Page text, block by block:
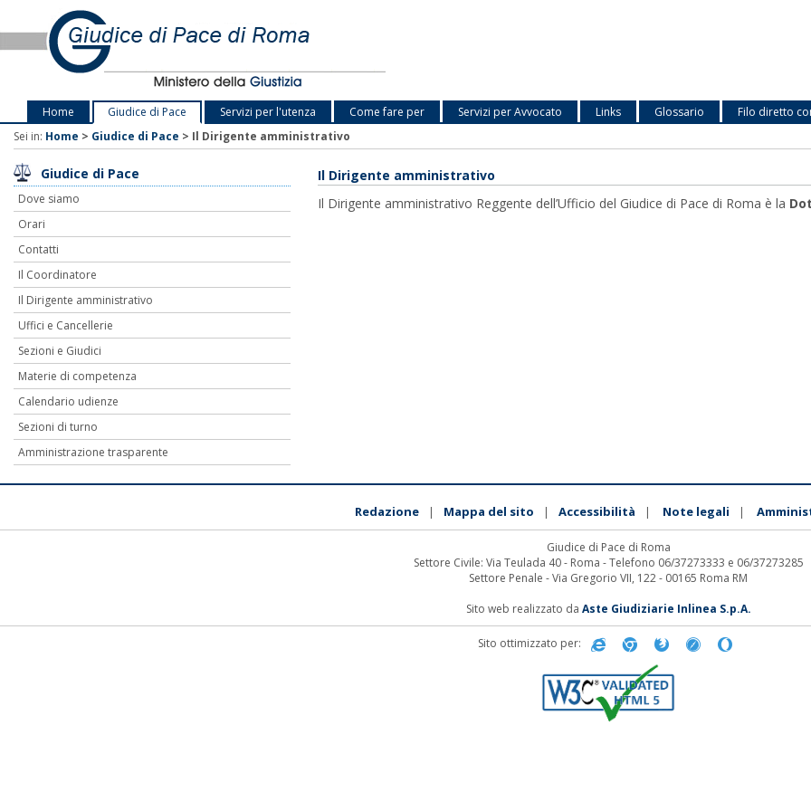
Home Giudice di Pace Servizi per l'utenza Come fare per Servizi per Avvocato Links Glossario
Filo diretto
Sei in: Home > Giudice di Pace > Il Dirigente amministrativo
Giudice di Pace
Dove siamo
Orari
Contatti
Il Coordinatore
Il Dirigente amministrativo
Uffici e Cancellerie
Sezioni e Giudici
Materie di competenza
Calendario udienze
Sezioni di turno
Amministrazione trasparente
Il Dirigente amministrativo
Il Dirigente amministrativo Reggente dell’Ufficio del Giudice di Pace di Roma è la
Redazione | Mappa del sito | Accessibilità | Note legali |
Giudice di Pace di Roma
Settore Civile: Via Teulada 40 - Roma - Telefono 06/37273333 e 06/37273285
Settore Penale - Via Gregorio VII, 122 - 00165 Roma RM
Sito web realizzato da Aste Giudiziarie Inlinea S.p.A.
Sito ottimizzato per: